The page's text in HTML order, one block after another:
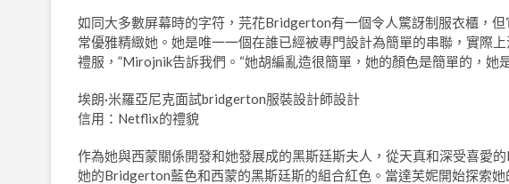
如同大多數屏幕時的字符，芫花Bridgerton有一個令人驚訝制服衣櫃，
常優雅精緻她。她是唯一一個在誰已經被專門設計為簡單的串聯，實際
禮服，”Mirojnik告訴我們。“她胡編亂造很簡單，她的顏色是簡單的，她
埃朗·米羅亞尼克面試bridgerton服裝設計師設計
信用：Netflix的禮貌
作為她與西蒙關係開發和她發展成的黑斯廷斯夫人，從天真和深受喜愛
她的Bridgerton藍色和西蒙的黑斯廷斯的組合紅色。當達芙妮開始探索